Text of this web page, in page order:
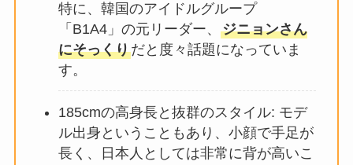
特に、韓国のアイドルグループ
「B1A4」の元リーダー、 ジニョンさん
にそっくりだと度々話題になっていま
す。
185cmの高身長と抜群のスタイル: モデ
ル出身ということもあり、小顔で手足が
長く、日本人としては非常に背が高いこ